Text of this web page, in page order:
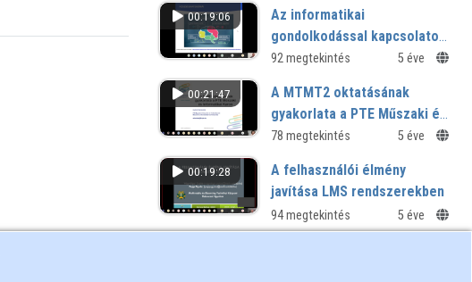
meghatározásában
00:19:06
Az informatikai
gondolkodással kapcsolatos
vélekedések az Eszterházy
informatikatanár szakos
hallgatói körében
92 megtekintés 5 éve
00:21:47
A MTMT2 oktatásának
gyakorlata a PTE Műszaki és
Informatikai Karán
78 megtekintés 5 éve
00:19:28
A felhasználói élmény
javítása LMS rendszerekben
94 megtekintés 5 éve